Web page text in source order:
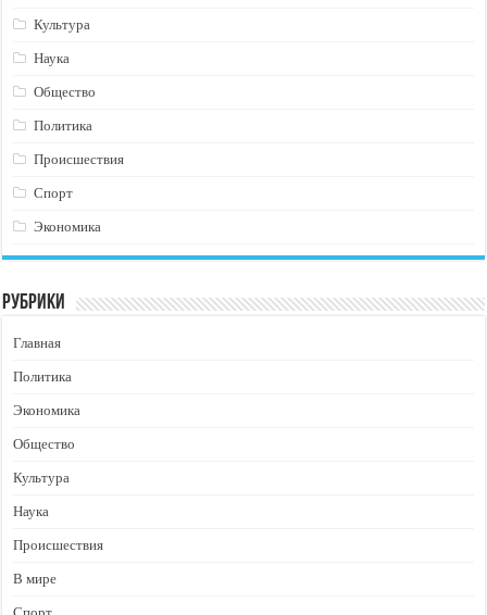
Культура
Наука
Общество
Политика
Происшествия
Спорт
Экономика
Рубрики
Главная
Политика
Экономика
Общество
Культура
Наука
Происшествия
В мире